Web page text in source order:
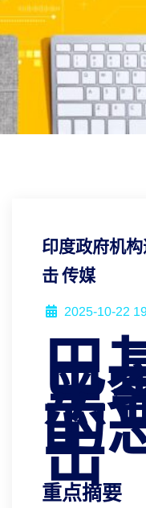
印度政府机
击 传媒
2025-10-22
巴
黑
的
击
重点摘要